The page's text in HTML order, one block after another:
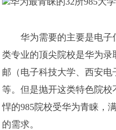
华为需要的主要是电
类专业的顶尖院校是华为
邮（电子科技大学、西安
等。但是抛开这类特色院
悍的985院校受华为青睐，
的需求。